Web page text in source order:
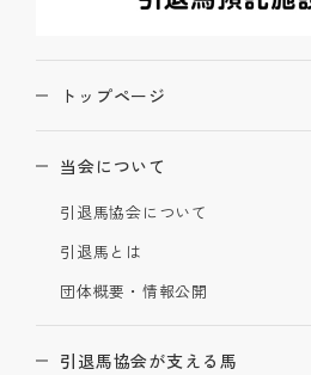
トップページ
当会について
引退馬協会について
引退馬とは
団体概要・情報公開
引退馬協会が支える馬